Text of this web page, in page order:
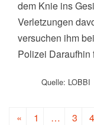
dem Knie ins
Verletzungen
versuchen ihm
Polizei Daraufhin
Quelle: LOBBI
Beitragsnavigation
« 1 … 3 4